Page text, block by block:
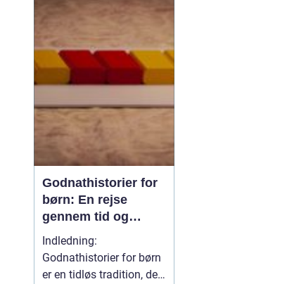
ikke kun om at lave en
velsmagende og
ernæringsrig måltid, men
også om at skabe en
positiv madoplevelse,
Godnathistorier for
børn: En rejse
gennem tid og
fantasi
Indledning:
Godnathistorier for børn
er en tidløs tradition, der